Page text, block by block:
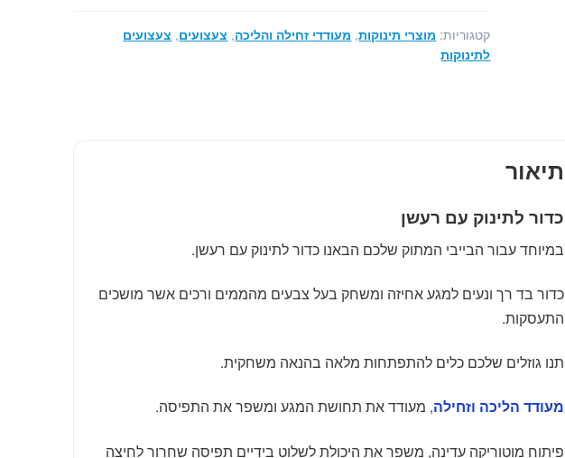
קטגוריות: מוצרי תינוקות, מעודדי זחילה והליכה, צעצועים, צעצועים
לתינוקות
תיאור
כדור לתינוק עם רעשן
במיוחד עבור הבייבי המתוק שלכם הבאנו כדור לתינוק עם רעשן.
כדור בד רך ונעים למגע אחיזה ומשחק בעל צבעים מהממים ורכים אשר מושכים
התעסקות.
תנו גוזלים שלכם כלים להתפתחות מלאה בהנאה משחקית.
מעודד הליכה וזחילה, מעודד את תחושת המגע ומשפר את התפיסה.
פיתוח מוטוריקה עדינה, משפר את היכולת לשלוט בידיים תפיסה שחרור לחיצה